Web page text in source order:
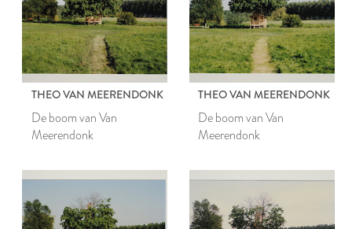
THEO VAN MEERENDONK
De boom van Van
Meerendonk
THEO VAN MEERENDONK
De boom van Van
Meerendonk